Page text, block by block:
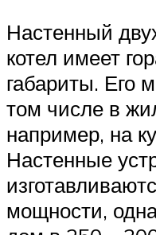
Настенный
котел имеет
габариты. Его
том числе в
например, на
Настенные
мощности,